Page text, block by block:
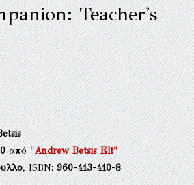
Teacher's
από"Andrew Betsis Elt"
, ISBN:960-413-410-8